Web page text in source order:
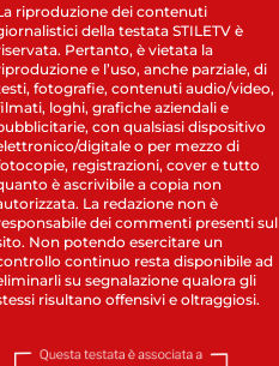
riproduzione dei contenuti
della testata STILETV è
Pertanto, è vietata la
e l’uso, anche parziale, di
fotografie, contenuti audio/video,
loghi, grafiche aziendali e
con qualsiasi dispositivo
digitale o per mezzo di
registrazioni, cover e tutto
è ascrivibile a copia non
La redazione non è
dei commenti presenti sul
Non potendo esercitare un
continuo resta disponibile ad
su segnalazione qualora gli
risultano offensivi e oltraggiosi.